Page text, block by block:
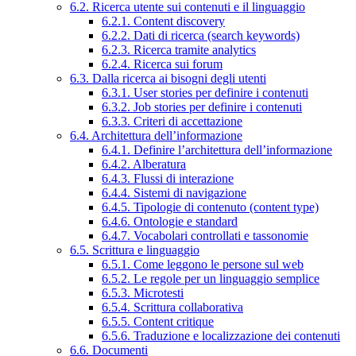
6.2. Ricerca utente sui contenuti e il linguaggio
6.2.1. Content discovery
6.2.2. Dati di ricerca (search keywords)
6.2.3. Ricerca tramite analytics
6.2.4. Ricerca sui forum
6.3. Dalla ricerca ai bisogni degli utenti
6.3.1. User stories per definire i contenuti
6.3.2. Job stories per definire i contenuti
6.3.3. Criteri di accettazione
6.4. Architettura dell’informazione
6.4.1. Definire l’architettura dell’informazione
6.4.2. Alberatura
6.4.3. Flussi di interazione
6.4.4. Sistemi di navigazione
6.4.5. Tipologie di contenuto (content type)
6.4.6. Ontologie e standard
6.4.7. Vocabolari controllati e tassonomie
6.5. Scrittura e linguaggio
6.5.1. Come leggono le persone sul web
6.5.2. Le regole per un linguaggio semplice
6.5.3. Microtesti
6.5.4. Scrittura collaborativa
6.5.5. Content critique
6.5.6. Traduzione e localizzazione dei contenuti
6.6. Documenti